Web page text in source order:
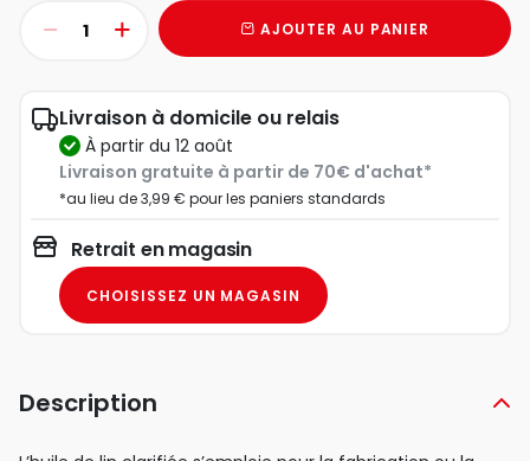
AJOUTER AU PANIER
Livraison à domicile ou relais
à partir du 12 août
Livraison gratuite à partir de 70€ d'achat*
*au lieu de 3,99 € pour les paniers standards
Retrait en magasin
CHOISISSEZ UN MAGASIN
Description